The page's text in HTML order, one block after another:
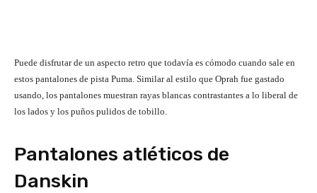
Puede disfrutar de un aspecto retro que todavía es cómodo cuando sale en
estos pantalones de pista Puma. Similar al estilo que Oprah fue gastado
usando, los pantalones muestran rayas blancas contrastantes a lo liberal de
los lados y los puños pulidos de tobillo.
Pantalones atléticos de
Danskin